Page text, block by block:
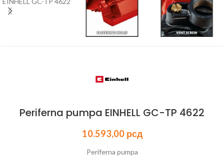
Periferna pumpa EINHELL GC-TP 4622
10.593,00 рсд
Periferna pumpa